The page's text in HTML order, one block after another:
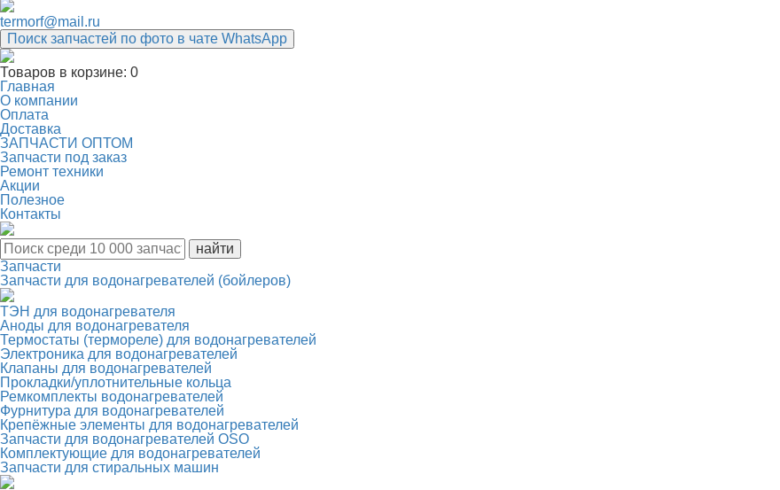
termorf@mail.ru
Поиск запчастей по фото в чате WhatsApp
Товаров в корзине: 0
Главная
О компании
Оплата
Доставка
ЗАПЧАСТИ ОПТОМ
Запчасти под заказ
Ремонт техники
Акции
Полезное
Контакты
Запчасти
Запчасти для водонагревателей (бойлеров)
ТЭН для водонагревателя
Аноды для водонагревателя
Термостаты (термореле) для водонагревателей
Электроника для водонагревателей
Клапаны для водонагревателей
Прокладки/уплотнительные кольца
Ремкомплекты водонагревателей
Фурнитура для водонагревателей
Крепёжные элементы для водонагревателей
Запчасти для водонагревателей OSO
Комплектующие для водонагревателей
Запчасти для стиральных машин